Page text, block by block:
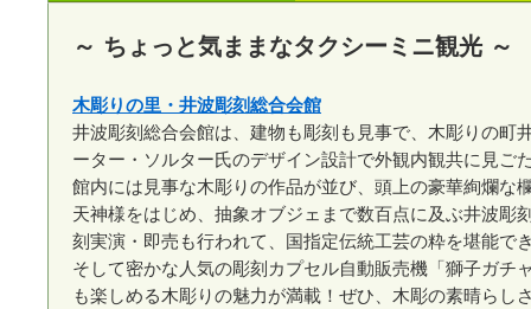
～ ちょっと気ままなタクシーミニ観光 ～
木彫りの里・井波彫刻総合会館
井波彫刻総合会館は、建物も彫刻も見事で、木彫りの町
ーター・ソルター氏のデザイン設計で外観内観共に見ご
館内には見事な木彫りの作品が並び、頭上の豪華絢爛な
天神様をはじめ、抽象オブジェまで数百点に及ぶ井波
刻実演・即売も行われて、国指定伝統工芸の粋を堪能で
そして密かな人気の彫刻カプセル自動販売機「獅子ガチ
も楽しめる木彫りの魅力が満載！ぜひ、木彫の素晴らし